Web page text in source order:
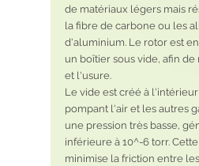
de matériaux légers mais
la fibre de carbone ou les
d'aluminium. Le rotor est
un boîtier sous vide, afin
et l'usure.
Le vide est créé à
pompant l'air et les autres
une pression très basse,
inférieure à 10^-6 torr.
minimise la friction entre